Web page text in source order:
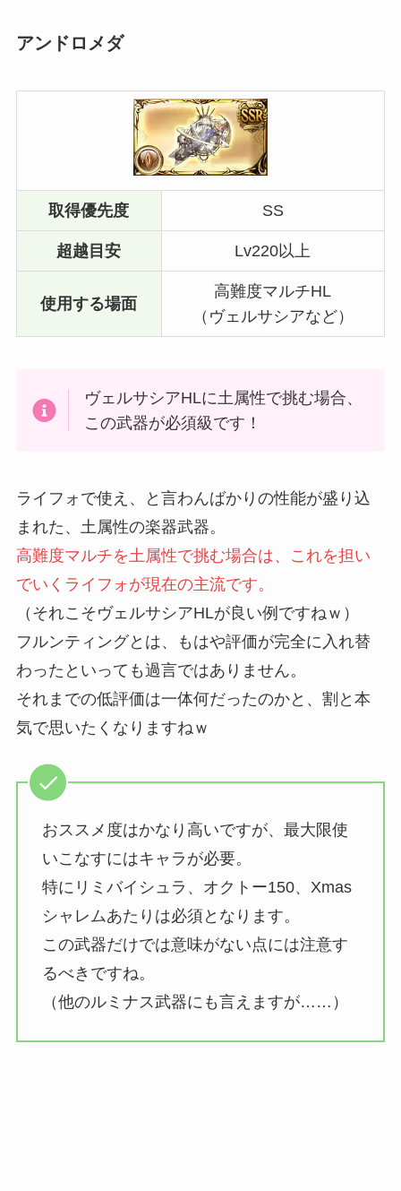
アンドロメダ
取得優先度 SS
超越目安 Lv220以上
使用する場面
高難度マルチHL
（ヴェルサシアなど）
ヴェルサシアHLに土属性で挑む場合、
この武器が必須級です！
ライフォで使え、と言わんばかりの性能が盛り込
まれた、土属性の楽器武器。
高難度マルチを土属性で挑む場合は、これを担い
でいくライフォが現在の主流です。
（それこそヴェルサシアHLが良い例ですねｗ）
フルンティングとは、もはや評価が完全に入れ替
わったといっても過言ではありません。
それまでの低評価は一体何だったのかと、割と本
気で思いたくなりますねｗ
おススメ度はかなり高いですが、最大限使
いこなすにはキャラが必要。
特にリミバイシュラ、オクトー150、Xmas
シャレムあたりは必須となります。
この武器だけでは意味がない点には注意す
るべきですね。
（他のルミナス武器にも言えますが……）